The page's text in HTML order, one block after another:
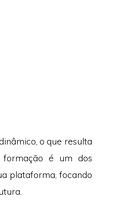
o que resulta
formação é um dos
plataforma, focando